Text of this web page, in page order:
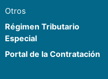
Otros
Régimen Tributario
Especial
Portal de la Contratación